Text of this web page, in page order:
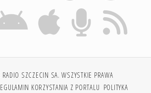
SZCZECIN SA. WSZYSTKIE PRAWA
KORZYSTANIA Z PORTALU POLITYKA